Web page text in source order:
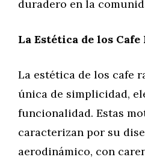
duradero en la
La Estética de los Cafe
La estética de los cafe
única de simplicidad,
funcionalidad. Estas
caracterizan por su
aerodinámico, con